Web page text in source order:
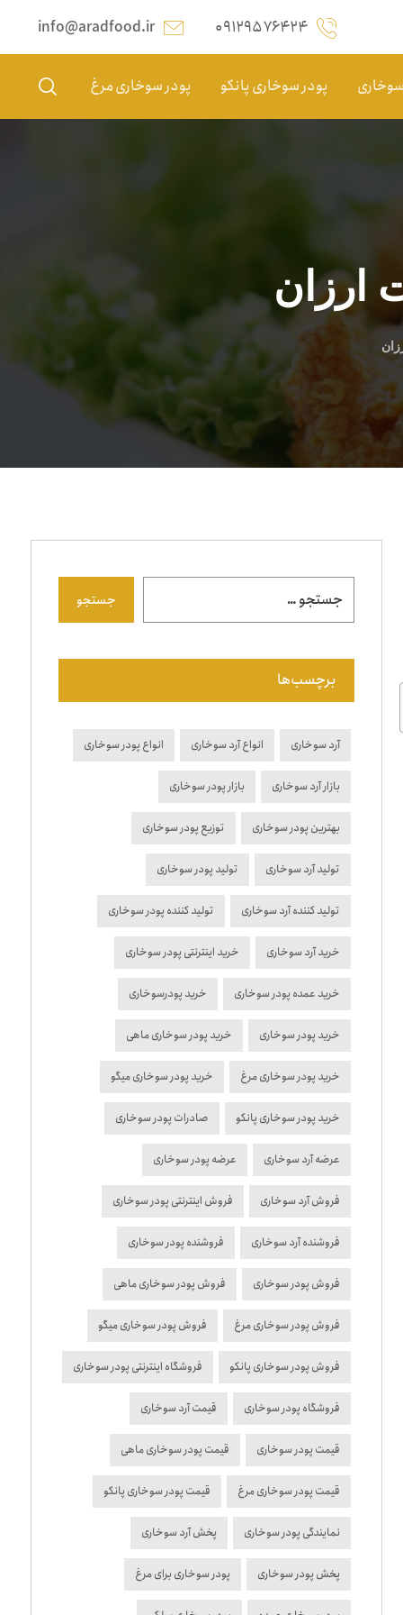
info@aradfood.ir ۰۹۱۲۹۵۷۶۴۲۴
سوخاری پودر سوخاری پانکو پودر سوخاری مرغ
ارزان
جستجو
برچسب‌ها
آرد سوخاری انواع آرد سوخاری انواع پودر سوخاری
بازار آرد سوخاری بازار پودر سوخاری
بهترین پودر سوخاری توزیع پودر سوخاری
تولید آرد سوخاری تولید پودر سوخاری
تولید کننده آرد سوخاری تولید کننده پودر سوخاری
خرید آرد سوخاری خرید اینترنتی پودر سوخاری
خرید عمده پودر سوخاری خرید پودرسوخاری
خرید پودر سوخاری خرید پودر سوخاری ماهی
خرید پودر سوخاری مرغ خرید پودر سوخاری میگو
خرید پودر سوخاری پانکو صادرات پودر سوخاری
عرضه آرد سوخاری عرضه پودر سوخاری
فروش آرد سوخاری فروش اینترنتی پودر سوخاری
فروشنده آرد سوخاری فروشنده پودر سوخاری
فروش پودر سوخاری فروش پودر سوخاری ماهی
فروش پودر سوخاری مرغ فروش پودر سوخاری میگو
فروش پودر سوخاری پانکو فروشگاه اینترنتی پودر سوخاری
فروشگاه پودر سوخاری قیمت آرد سوخاری
قیمت پودر سوخاری قیمت پودر سوخاری ماهی
قیمت پودر سوخاری مرغ قیمت پودر سوخاری پانکو
نمایندگی پودر سوخاری پخش آرد سوخاری
پخش پودر سوخاری پودر سوخاری برای مرغ